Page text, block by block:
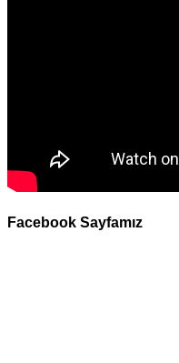
Facebook Sayfamız